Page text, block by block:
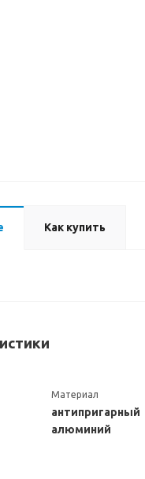
Как купить
Материал
антипригарный
алюминий